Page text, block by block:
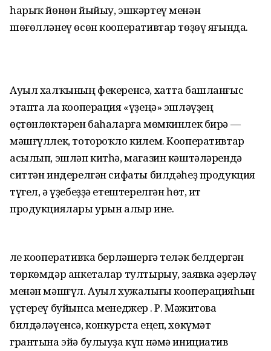
һарыҡ йөнөн йыйыу, эшкәртеү менән
шөғөлләнеү өсөн кооперативтар төҙөү яғында.
Ауыл халҡының фекеренсә, хатта башланғыс
этапта ла кооперация «үҙеңә» эшләүҙең
өҫтөнлөктәрен баһаларға мөмкинлек бирә —
мәшғүллек, тотороҡло килем. Кооперативтар
асылып, эшләп китһә, магазин кәштәләрендә
ситтән индерелгән сифаты билдәһеҙ продукция
түгел, ә үҙебеҙҙә етештерелгән һөт, ит
продукциялары урын алыр ине.
Әле кооперативҡа берләшергә теләк белдергән
төркөмдәр анкеталар тултырыу, заявка әҙерләү
менән мәшғүл. Ауыл хужалығы кооперацияһын
үҫтереү буйынса менеджер Ә. Р. Мәжитова
билдәләүенсә, конкурста еңеп, хөкүмәт
грантына эйә булыуҙа күп нәмә инициатив